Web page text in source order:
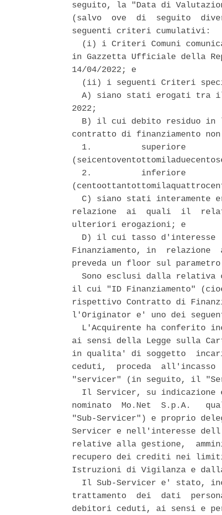
seguito, la "Data di
(salvo  ove  di  seguito
seguenti criteri cumulativi:
(i) i Criteri Comuni
in Gazzetta Ufficiale della
14/04/2022; e
(ii) i seguenti Criteri
A) siano stati erogati tra
2022;
B) il cui debito residuo in
contratto di finanziamento
1.          superiore
2.          inferiore
C) siano stati interamente
relazione  ai  quali  il
ulteriori erogazioni; e
D) il cui tasso d'interesse
Finanziamento, in
preveda un floor sul
Sono esclusi dalla relativa
il cui "ID Finanziamento"
rispettivo Contratto di
l'Originator e' uno dei
L'Acquirente ha conferito
ai sensi della Legge sulla
in qualita' di soggetto
ceduti,  proceda  all'incasso
"servicer" (in seguito, il
Il Servicer, su indicazione
nominato  Mo.Net  S.p.A.
"Sub-Servicer") e proprio
Servicer e nell'interesse
relative alla gestione,
recupero dei crediti nei
Istruzioni di Vigilanza e
Il Sub-Servicer e' stato,
trattamento  dei  dati
debitori ceduti, ai sensi e